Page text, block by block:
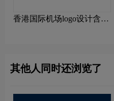
香港国际机场logo设计含义
其他人同时还浏览了